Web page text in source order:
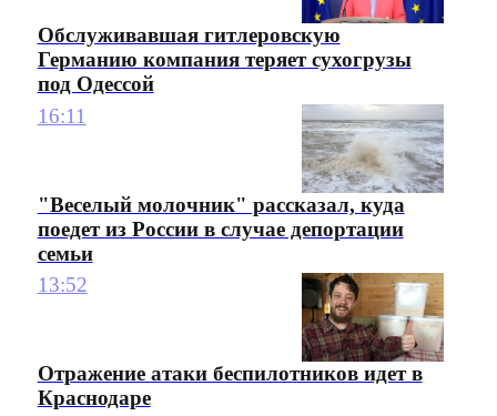
Обслуживавшая гитлеровскую
Германию компания теряет сухогрузы
под Одессой
16:11
"Веселый молочник" рассказал, куда
поедет из России в случае депортации
семьи
13:52
Отражение атаки беспилотников идет в
Краснодаре